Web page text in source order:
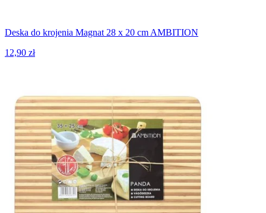
Deska do krojenia Magnat 28 x 20 cm AMBITION
12,90 zł